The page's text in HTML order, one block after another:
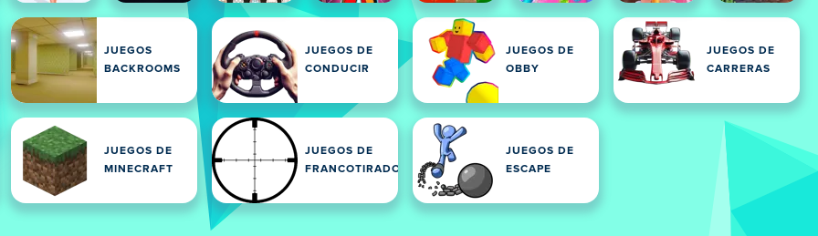
JUEGOS
BACKROOMS
JUEGOS DE
CONDUCIR
JUEGOS DE
OBBY
JUEGOS DE
CARRERAS
JUEGOS DE
MINECRAFT
JUEGOS DE
FRANCOTIRADORES
JUEGOS DE
ESCAPE